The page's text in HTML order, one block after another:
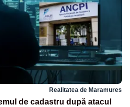
Realitatea de Maramures
de cadastru după atacul